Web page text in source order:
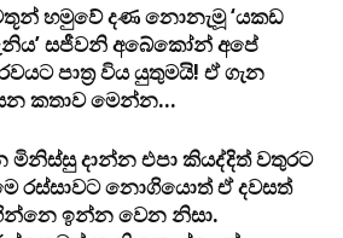
හමුවේ දණ නොනැමූ ‘යකඩ
සජීවනි අබේකෝන් අපේ
පාත්‍ර විය යුතුමයි! ඒ ගැන
කතාව මෙන්න…
මිනිස්සු දාන්න එපා කියද්දිත් වතුරට
රස්සාවට නොගියොත් ඒ දවසත්
ඉන්න වෙන නිසා.